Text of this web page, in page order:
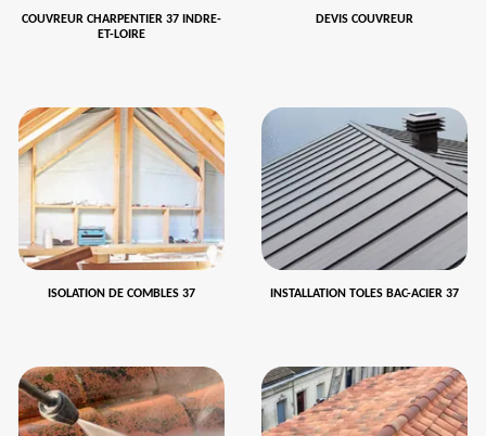
COUVREUR CHARPENTIER 37 INDRE-
ET-LOIRE
DEVIS COUVREUR
ISOLATION DE COMBLES 37 INSTALLATION TOLES BAC-ACIER 37